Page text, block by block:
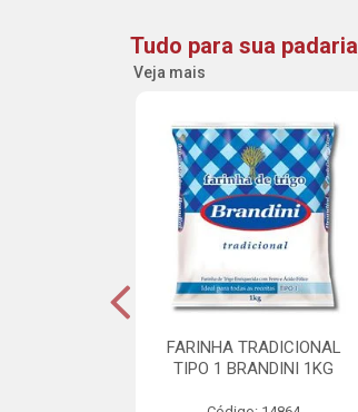
Tudo para sua padaria
Veja mais
FARINHA TRADICIONAL
TIPO 1 BRANDINI 1KG